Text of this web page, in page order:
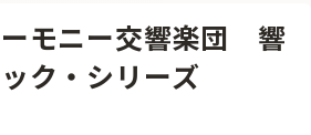
モニー交響楽団 響
ク・シリーズ